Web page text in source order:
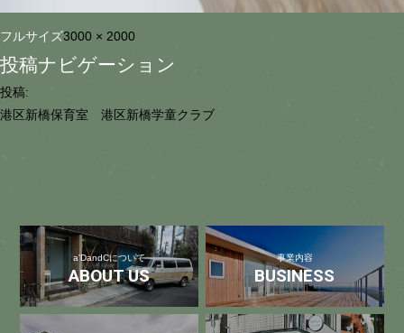
フルサイズ3000 × 2000
投稿ナビゲーション
投稿:
港区新橋保育室 港区新橋学童クラブ
a'DandCについて
ABOUT US
事業内容
BUSINESS